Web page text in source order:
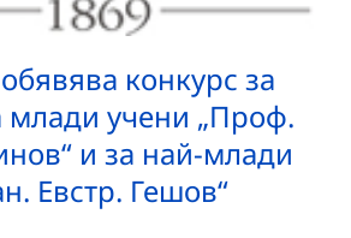
конкурс за
млади учени „Проф.
и за най-млади
Евстр. Гешов“